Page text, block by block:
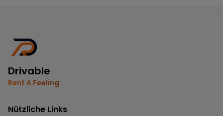
Drivable
Rent A Feeling
Nützliche Links